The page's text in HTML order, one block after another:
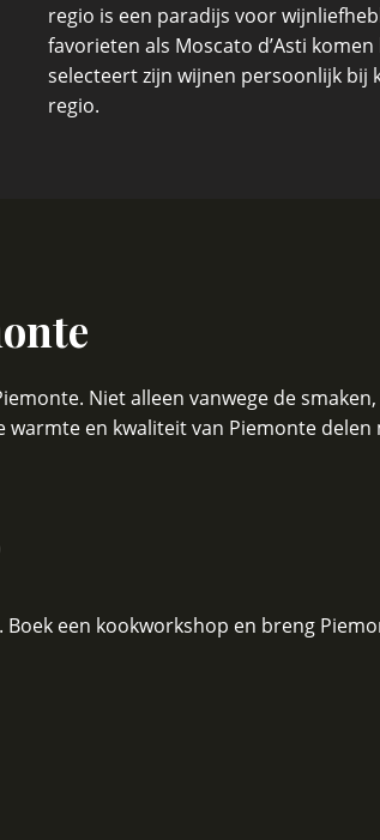
regio is een paradijs voor
favorieten als Moscato d’Asti
selecteert zijn wijnen persoonlijk bij
regio.
Niet alleen vanwege de
warmte en kwaliteit van Piemonte delen
een kookworkshop en breng